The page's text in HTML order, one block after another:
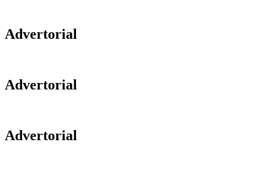
Advertorial
Advertorial
Advertorial